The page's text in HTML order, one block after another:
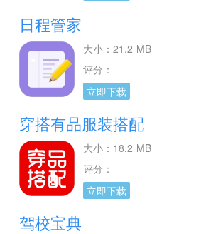
日程管家
大小：21.2 MB
评分：
立即下载
穿搭有品服装搭配
大小：18.2 MB
评分：
立即下载
驾校宝典